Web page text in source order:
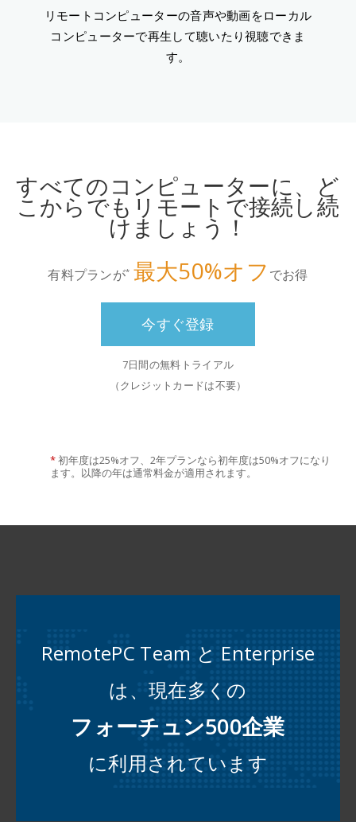
リモートコンピューターの音声や動画をローカル
コンピューターで再生して聴いたり視聴できま
す。
すべてのコンピューターに、ど
こからでもリモートで接続し続
けましょう！
有料プランが* 最大50%オフ でお得
今すぐ登録
7日間の無料トライアル
（クレジットカードは不要）
*初年度は25%オフ、2年プランなら初年度は50%オフになり
ます。以降の年は通常料金が適用されます。
RemotePC Team と Enterprise
は、現在多くの
フォーチュン500企業
に利用されています